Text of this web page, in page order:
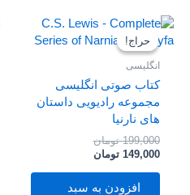
حراج!
حراج!
انگلیسی
کتاب صوتی انگلیسی
مجموعه رادیویی داستان
های نارنیا
199,000 تومان
قیمت
اصلی
149,000 تومان
قیمت
فعلی
افزودن به سبد